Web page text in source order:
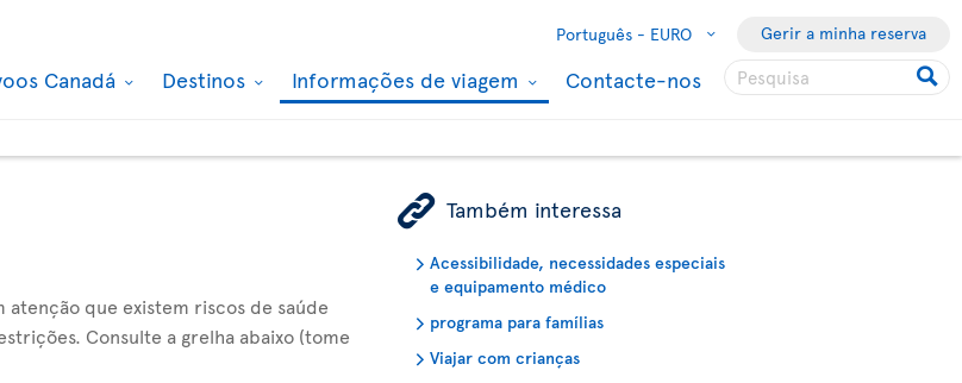
Português - EURO Gerir a minha reserva
Canadá Destinos Informações de viagem Contacte-nos
atenção que existem riscos de saúde
Consulte a grelha abaixo (tome
ÿ Também interessa
Acessibilidade, necessidades especiais
e equipamento médico
programa para famílias
Viajar com crianças